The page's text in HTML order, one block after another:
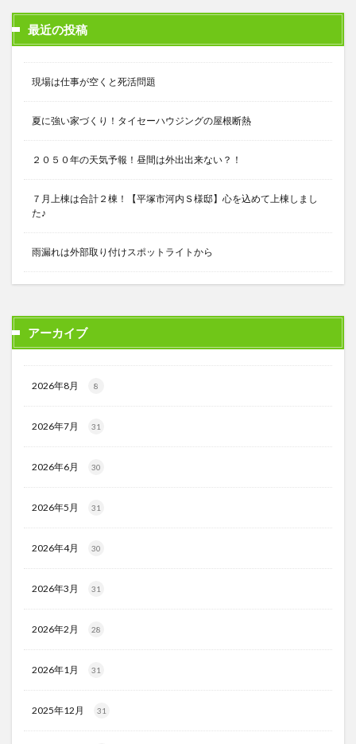
最近の投稿
現場は仕事が空くと死活問題
夏に強い家づくり！タイセーハウジングの屋根断熱
２０５０年の天気予報！昼間は外出出来ない？！
７月上棟は合計２棟！【平塚市河内Ｓ様邸】心を込めて上棟しまし
た♪
雨漏れは外部取り付けスポットライトから
アーカイブ
2026年8月 8
2026年7月 31
2026年6月 30
2026年5月 31
2026年4月 30
2026年3月 31
2026年2月 28
2026年1月 31
2025年12月 31